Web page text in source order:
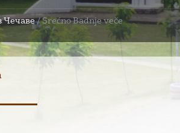
Чечаве/Srećno Badnje veče